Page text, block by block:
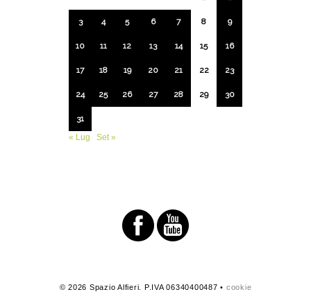
3 4 5 6 7 8 9
10 11 12 13 14 15 16
17 18 19 20 21 22 23
24 25 26 27 28 29 30
31
« Lug
Set »
© 2026 Spazio Alfieri. P.IVA 06340400487 • cookie